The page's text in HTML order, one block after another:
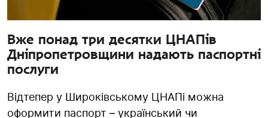
Вже понад три десятки ЦНАПів
Дніпропетровщини надають паспортні
послуги
Відтепер у Широківському ЦНАПі можна
оформити паспорт – український чи